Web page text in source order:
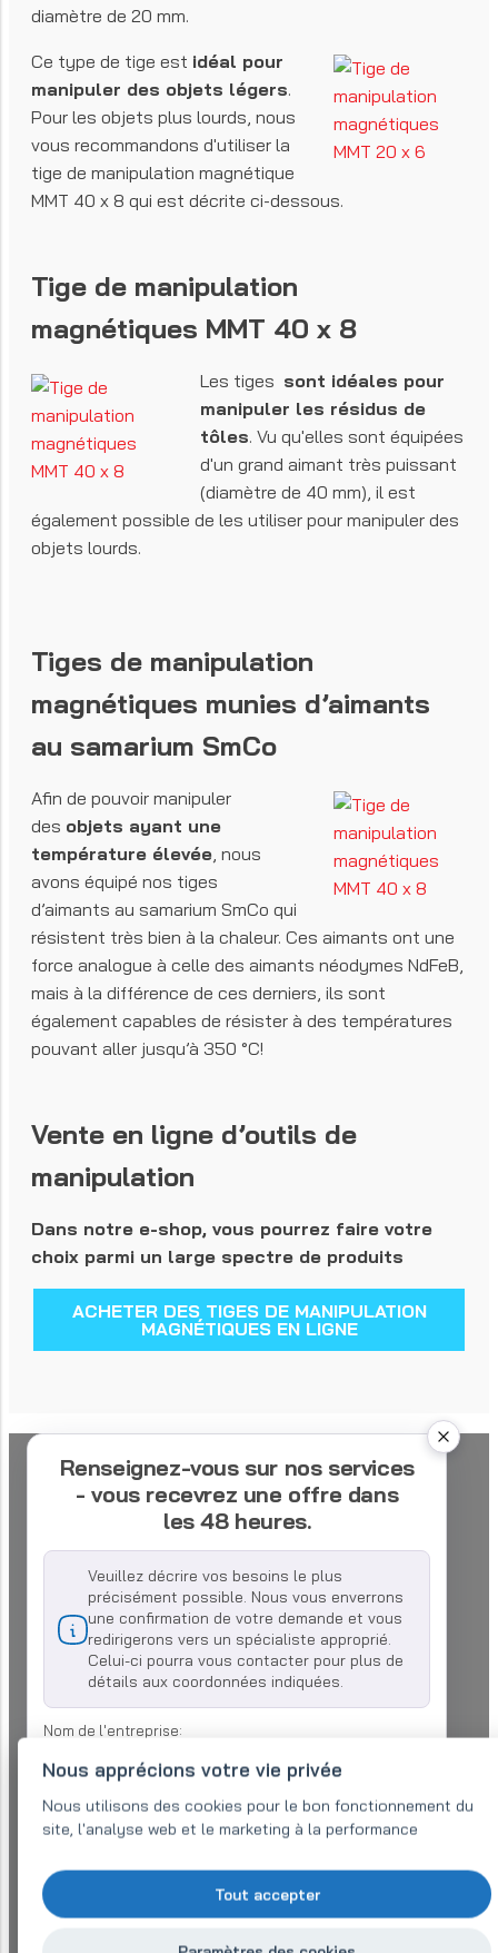
Nous apprécions votre vie privée
Nous utilisons des cookies pour le bon fonctionnement du
site, l'analyse web et le marketing à la performance
Tout accepter
diamètre de 20 mm.
Ce type de tige est idéal pour
manipuler des objets légers.
Pour les objets plus lourds, nous
vous recommandons d'utiliser la
tige de manipulation magnétique
MMT 40 x 8 qui est décrite ci-dessous.
Tige de manipulation
magnétiques MMT 40 x 8
Les tiges sont idéales pour
manipuler les résidus de
tôles. Vu qu'elles sont équipées
d'un grand aimant très puissant
(diamètre de 40 mm), il est
également possible de les utiliser pour manipuler des
objets lourds.
Tiges de manipulation
magnétiques munies d’aimants
au samarium SmCo
Afin de pouvoir manipuler
des objets ayant une
température élevée, nous
avons équipé nos tiges
d’aimants au samarium SmCo qui
résistent très bien à la chaleur. Ces aimants ont une
force analogue à celle des aimants néodymes NdFeB,
mais à la différence de ces derniers, ils sont
également capables de résister à des températures
pouvant aller jusqu’à 350 °C!
Vente en ligne d’outils de
manipulation
Dans notre e-shop, vous pourrez faire votre
choix parmi un large spectre de produits
ACHETER DES TIGES DE MANIPULATION
MAGNÉTIQUES EN LIGNE
Renseignez-vous sur nos services
- vous recevrez une offre dans
les 48 heures.
Veuillez décrire vos besoins le plus
précisément possible. Nous vous enverrons
une confirmation de votre demande et vous
redirigerons vers un spécialiste approprié.
Celui-ci pourra vous contacter pour plus de
détails aux coordonnées indiquées.
Nom de l'entreprise:
E-mail (obligatoire)*
Téléphone: